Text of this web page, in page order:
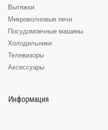
Вытяжки
Микроволновые печи
Посудомоечные машины
Холодильники
Телевизоры
Аксессуары
Информация